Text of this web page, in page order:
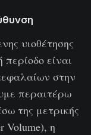
υιοθέτησης
είναι
στην
περαιτέρω
της μετρικής
Volume), η